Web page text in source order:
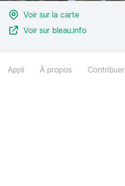
Voir sur la carte
Voir sur bleau.info
Appli À propos Contribuer